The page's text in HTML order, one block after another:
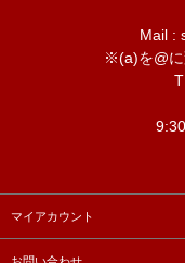
Mail :
※(a)を@に
マイアカウント